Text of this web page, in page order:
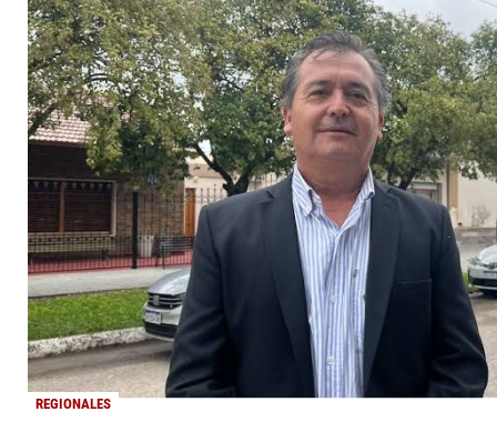
REGIONALES